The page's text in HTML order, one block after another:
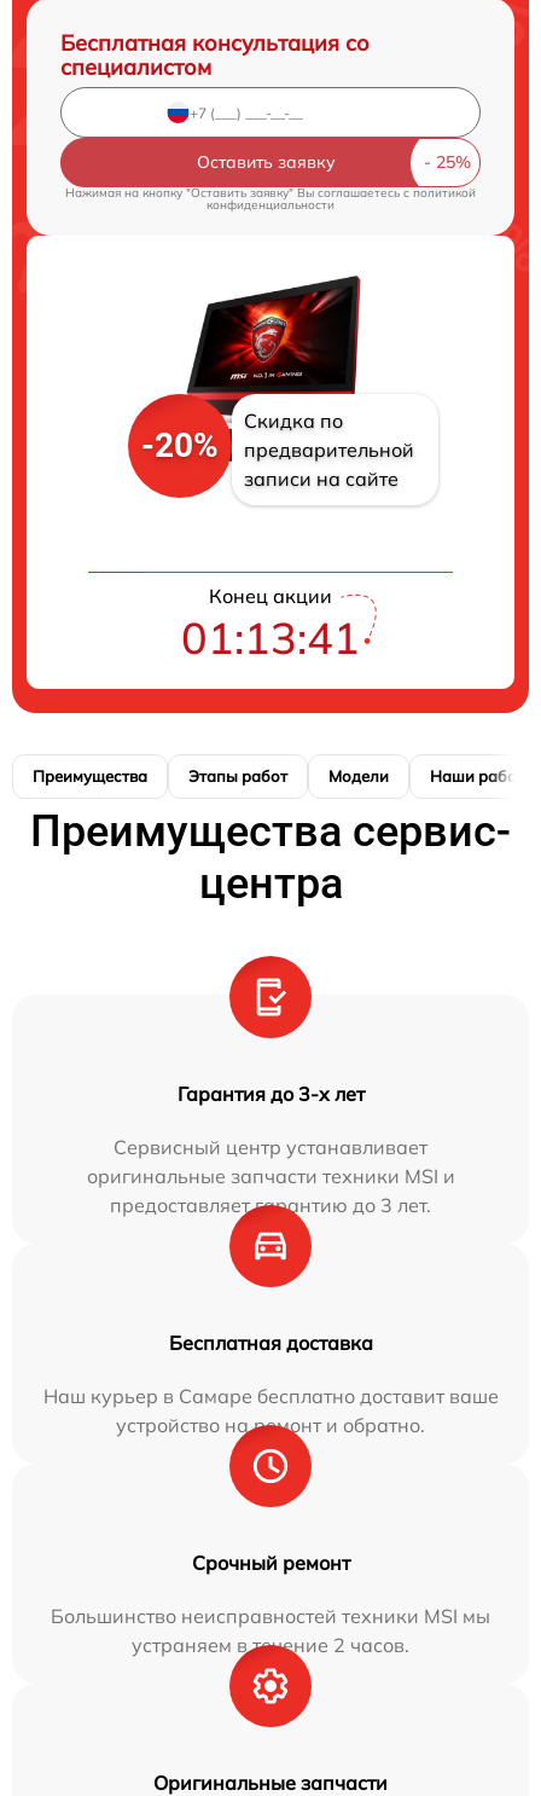
Бесплатная консультация со
специалистом
Оставить заявку
Нажимая на кнопку "Оставить заявку" Вы соглашаетесь cполитикой
конфиденциальности
-20%
Скидка по
предварительной
записи на сайте
Конец акции
01:13:41
Преимущества Этапы работ Модели Наши работы
Преимущества сервис-
центра
Гарантия до 3-х лет
Сервисный центр устанавливает
оригинальные запчасти техники MSI и
предоставляет гарантию до 3 лет.
Бесплатная доставка
Наш курьер в Самаре бесплатно доставит ваше
устройство на ремонт и обратно.
Срочный ремонт
Большинство неисправностей техники MSI мы
устраняем в течение 2 часов.
Оригинальные запчасти